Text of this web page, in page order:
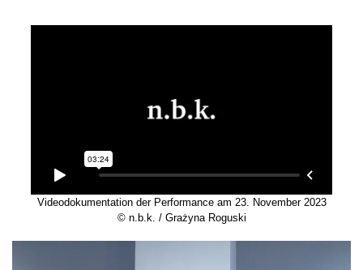
Videodokumentation der Performance am 23. November 2023
© n.b.k. / Grażyna Roguski